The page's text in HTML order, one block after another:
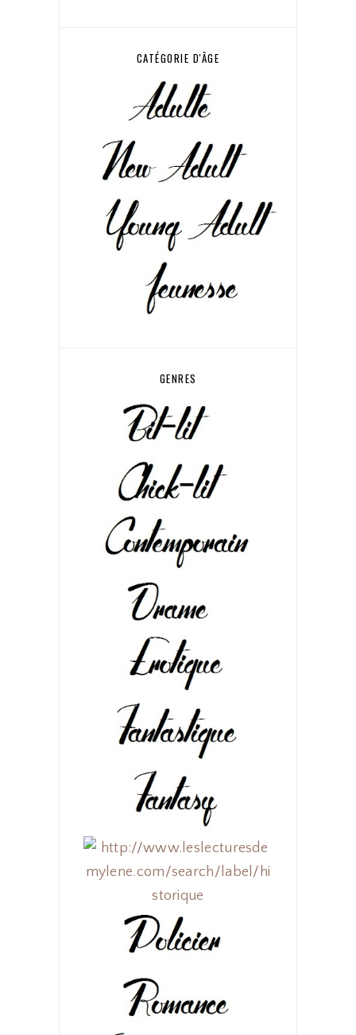
CATÉGORIE D'ÂGE
GENRES